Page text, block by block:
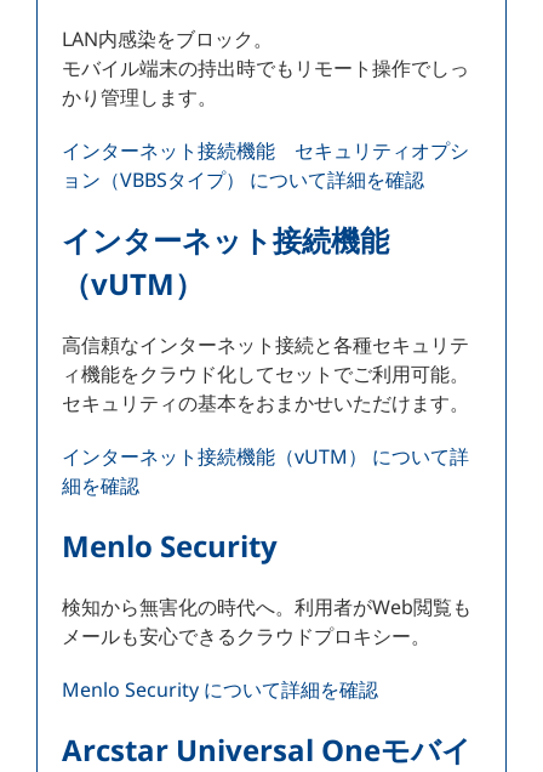
LAN内感染をブロック。
モバイル端末の持出時でもリモート操作でしっ
かり管理します。
インターネット接続機能 セキュリティオプシ
ョン（VBBSタイプ） について詳細を確認
インターネット接続機能
（vUTM）
高信頼なインターネット接続と各種セキュリテ
ィ機能をクラウド化してセットでご利用可能。
セキュリティの基本をおまかせいただけます。
インターネット接続機能（vUTM） について詳
細を確認
Menlo Security
検知から無害化の時代へ。利用者がWeb閲覧も
メールも安心できるクラウドプロキシー。
Menlo Security について詳細を確認
Arcstar Universal Oneモバイ